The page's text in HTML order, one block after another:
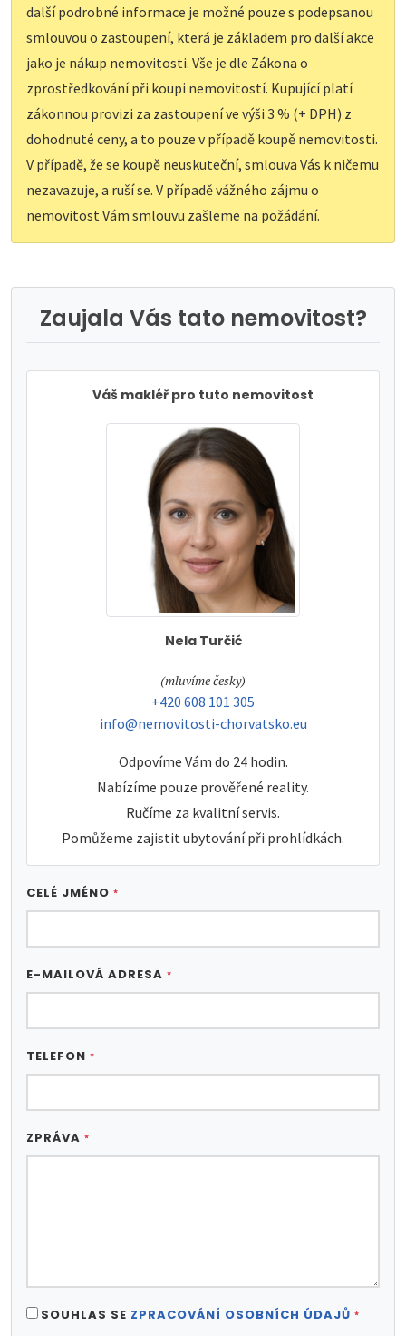
další podrobné informace je možné pouze s podepsanou
smlouvou o zastoupení, která je základem pro další akce
jako je nákup nemovitosti. Vše je dle Zákona o
zprostředkování při koupi nemovitostí. Kupující platí
zákonnou provizi za zastoupení ve výši 3 % (+ DPH) z
dohodnuté ceny, a to pouze v případě koupě nemovitosti.
V případě, že se koupě neuskuteční, smlouva Vás k ničemu
nezavazuje, a ruší se. V případě vážného zájmu o
nemovitost Vám smlouvu zašleme na požádání.
Zaujala Vás tato nemovitost?
Váš makléř pro tuto nemovitost
Nela Turčić
tel:
(mluvíme česky)
tel:
+420 608 101 305
e-mail:
info@nemovitosti-chorvatsko.eu
Odpovíme Vám do 24 hodin.
Nabízíme pouze prověřené reality.
Ručíme za kvalitní servis.
Pomůžeme zajistit ubytování při prohlídkách.
CELÉ JMÉNO *
E-MAILOVÁ ADRESA *
TELEFON *
ZPRÁVA *
SOUHLAS SE ZPRACOVÁNÍ OSOBNÍCH ÚDAJŮ *